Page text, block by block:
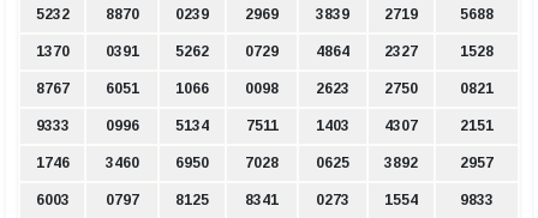
5232 8870 0239 2969 3839 2719 5688
1370 0391 5262 0729 4864 2327 1528
8767 6051 1066 0098 2623 2750 0821
9333 0996 5134 7511 1403 4307 2151
1746 3460 6950 7028 0625 3892 2957
6003 0797 8125 8341 0273 1554 9833